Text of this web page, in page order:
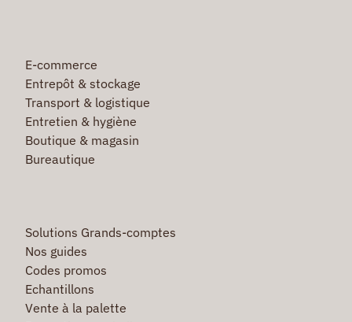
E-commerce
Entrepôt & stockage
Transport & logistique
Entretien & hygiène
Boutique & magasin
Bureautique
Solutions Grands-comptes
Nos guides
Codes promos
Echantillons
Vente à la palette